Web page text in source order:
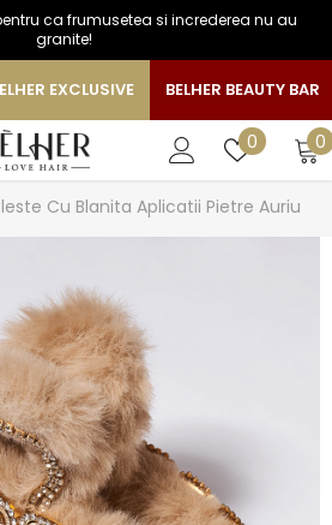
pentru ca frumusetea si increderea nu au
granite!
EXCLUSIVE BELHER BEAUTY BAR
0 Liste
00
Cu Blanita Aplicatii Pietre Auriu